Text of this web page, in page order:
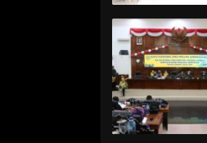
Rakyat
Gorontalo